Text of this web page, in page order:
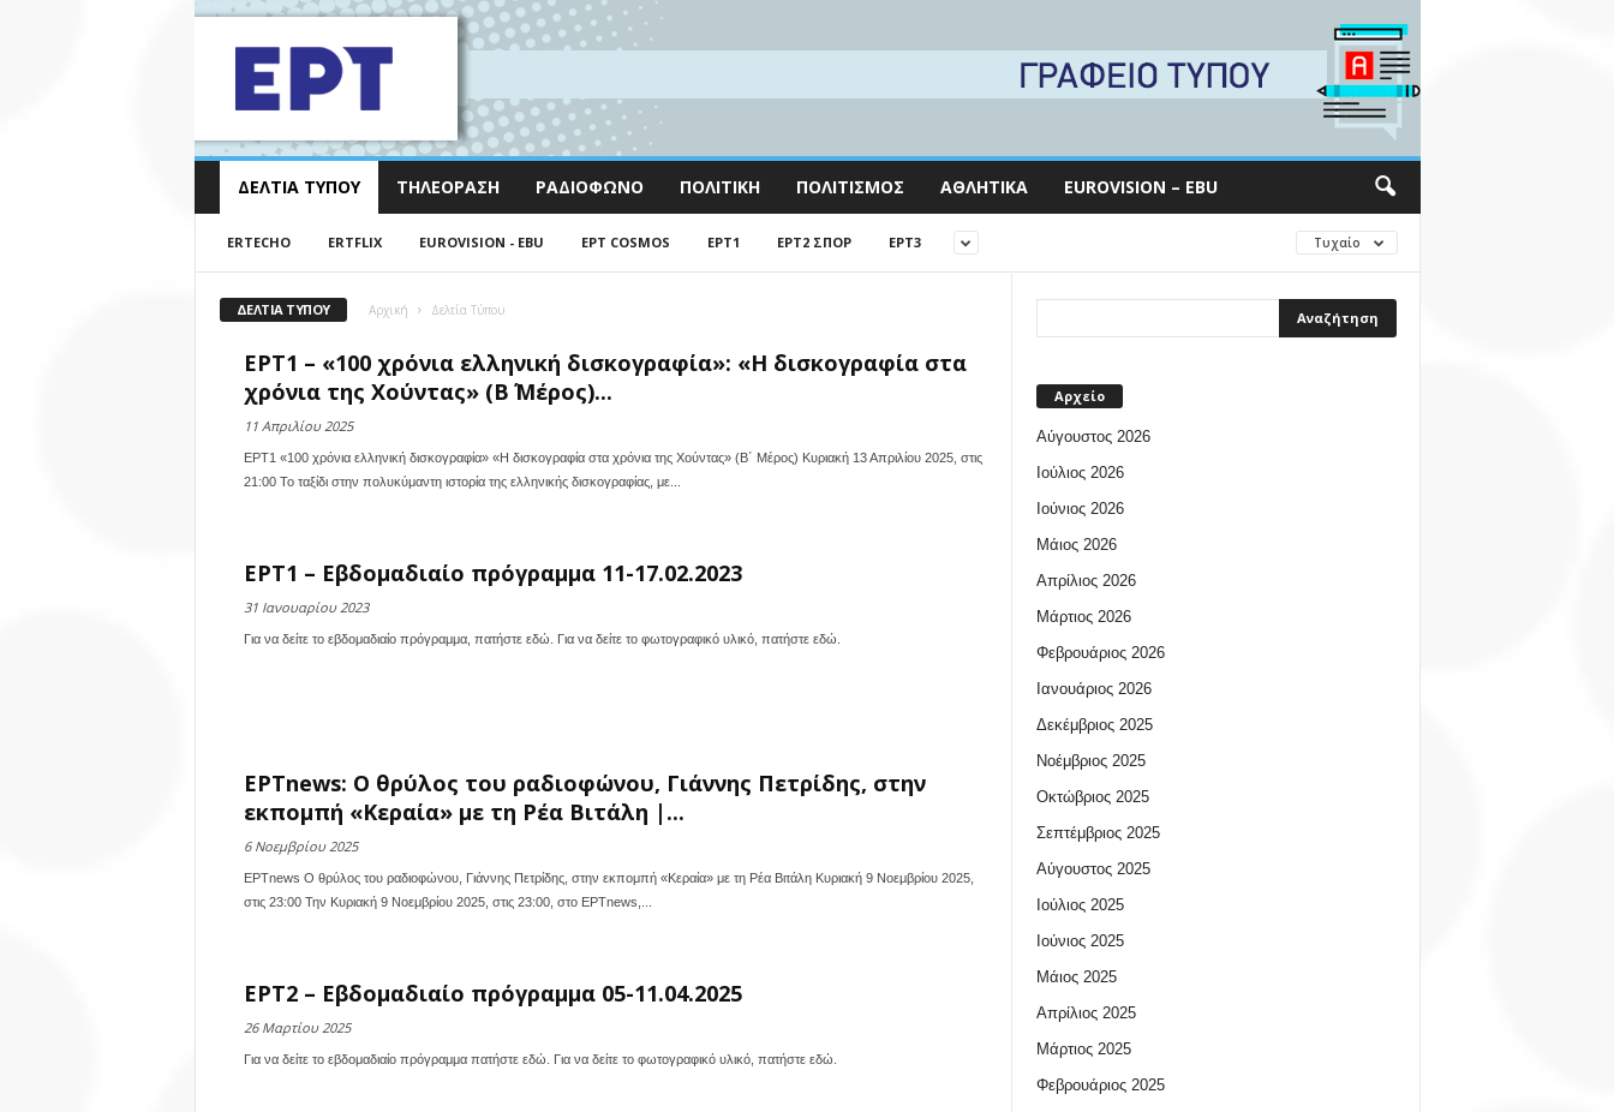
ΔΕΛΤΊΑ ΤΎΠΟΥ ΤΗΛΕΌΡΑΣΗ ΡΑΔΙΌΦΩΝΟ ΠΟΛΙΤΙΚΉ ΠΟΛΙΤΙΣΜΌΣ ΑΘΛΗΤΙΚΆ EUROVISION – EBU
ERTECHO ERTFLIX EUROVISION - EBU EΡΤ COSMOS EΡΤ1 EΡΤ2 ΣΠΟΡ EΡΤ3 Τυχαίο
ΔΕΛΤΊΑ ΤΎΠΟΥ Αρχική Δελτία Τύπου
ΕΡΤ1 – «100 χρόνια ελληνική δισκογραφία»: «Η δισκογραφία στα
χρόνια της Χούντας» (Β΄ Μέρος)...
11 Απριλίου 2025
ΕΡΤ1 «100 χρόνια ελληνική δισκογραφία» «Η δισκογραφία στα χρόνια της Χούντας» (Β΄ Μέρος) Κυριακή 13 Απριλίου 2025, στις
21:00 Το ταξίδι στην πολυκύμαντη ιστορία της ελληνικής δισκογραφίας, με...
ΕΡΤ1 – Εβδομαδιαίο πρόγραμμα 11-17.02.2023
31 Ιανουαρίου 2023
Για να δείτε το εβδομαδιαίο πρόγραμμα, πατήστε εδώ. Για να δείτε το φωτογραφικό υλικό, πατήστε εδώ.
ΕΡΤnews: Ο θρύλος του ραδιοφώνου, Γιάννης Πετρίδης, στην
εκπομπή «Κεραία» με τη Ρέα Βιτάλη |...
6 Νοεμβρίου 2025
ΕΡΤnews Ο θρύλος του ραδιοφώνου, Γιάννης Πετρίδης, στην εκπομπή «Κεραία» με τη Ρέα Βιτάλη Κυριακή 9 Νοεμβρίου 2025,
στις 23:00 Την Κυριακή 9 Νοεμβρίου 2025, στις 23:00, στο ΕΡΤnews,...
ΕΡΤ2 – Εβδομαδιαίο πρόγραμμα 05-11.04.2025
26 Μαρτίου 2025
Για να δείτε το εβδομαδιαίο πρόγραμμα πατήστε εδώ. Για να δείτε το φωτογραφικό υλικό, πατήστε εδώ.
Αρχείο
Αύγουστος 2026
Ιούλιος 2026
Ιούνιος 2026
Μάιος 2026
Απρίλιος 2026
Μάρτιος 2026
Φεβρουάριος 2026
Ιανουάριος 2026
Δεκέμβριος 2025
Νοέμβριος 2025
Οκτώβριος 2025
Σεπτέμβριος 2025
Αύγουστος 2025
Ιούλιος 2025
Ιούνιος 2025
Μάιος 2025
Απρίλιος 2025
Μάρτιος 2025
Φεβρουάριος 2025